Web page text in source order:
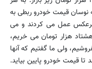
قیمت خودرو ربطی به
برعکس عمل می کردند و می
و صد وهشتاد هزار تومان می خریم،
ولی ما گفتیم که آنها
قیمت خودرو پایین بیاید.